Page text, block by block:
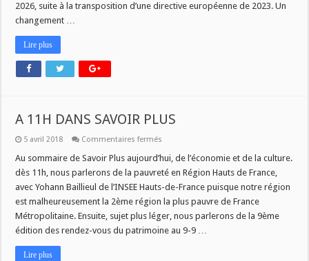
2026, suite à la transposition d’une directive européenne de 2023. Un
changement …
Lire plus
A 11H DANS SAVOIR PLUS
5 avril 2018 Commentaires fermés
11H
SAVOIR
PLUS
Au sommaire de Savoir Plus aujourd’hui, de l’économie et de la culture.
dès 11h, nous parlerons de la pauvreté en Région Hauts de France,
avec Yohann Baillieul de l’INSEE Hauts-de-France puisque notre région
est malheureusement la 2ème région la plus pauvre de France
Métropolitaine. Ensuite, sujet plus léger, nous parlerons de la 9ème
édition des rendez-vous du patrimoine au 9-9 …
Lire plus